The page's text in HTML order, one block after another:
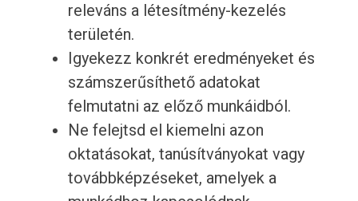
releváns a létesítmény-kezelés
területén.
Igyekezz konkrét eredményeket és
számszerűsíthető adatokat
felmutatni az előző munkáidból.
Ne felejtsd el kiemelni azon
oktatásokat, tanúsítványokat vagy
továbbképzéseket, amelyek a